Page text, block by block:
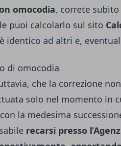
omocodia, correte
puoi calcolarlo sul sito
identico ad altri e,
di omocodia
che la correzione
solo nel momento in
la medesima
recarsi presso